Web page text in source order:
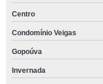
Centro
Condomínio Veigas
Gopoúva
Invernada